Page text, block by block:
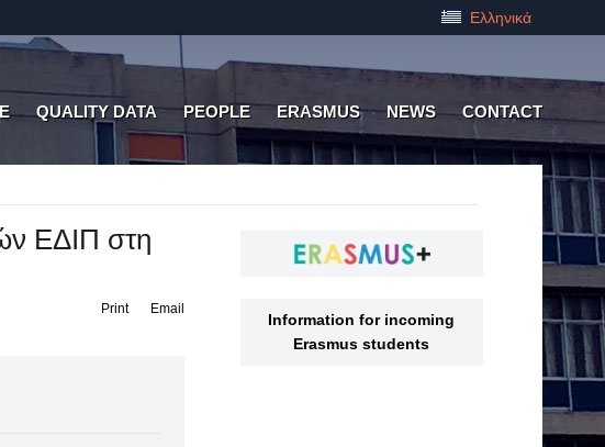
Ελληνικά
QUALITY DATA PEOPLE ERASMUS NEWS CONTACT
ΕΔΙΠ στη
Email
Print
Information for incoming
Erasmus students